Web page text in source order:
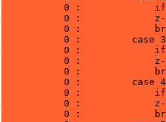
0 :
0 :
0 :
0 :         case
0 :
0 :
0 :
0 :         case
0 :
0 :
0 :